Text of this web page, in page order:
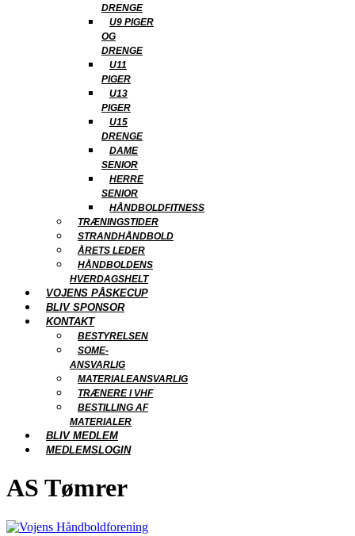
DRENGE
U9 PIGER
OG
DRENGE
U11
PIGER
U13
PIGER
U15
DRENGE
DAME
SENIOR
HERRE
SENIOR
HÅNDBOLDFITNESS
TRÆNINGSTIDER
STRANDHÅNDBOLD
ÅRETS LEDER
HÅNDBOLDENS
HVERDAGSHELT
VOJENS PÅSKECUP
BLIV SPONSOR
KONTAKT
BESTYRELSEN
SOME-
ANSVARLIG
MATERIALEANSVARLIG
TRÆNERE I VHF
BESTILLING AF
MATERIALER
BLIV MEDLEM
MEDLEMSLOGIN
AS Tømrer